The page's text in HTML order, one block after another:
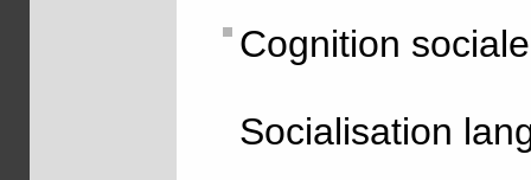
Cognition
Socialisation